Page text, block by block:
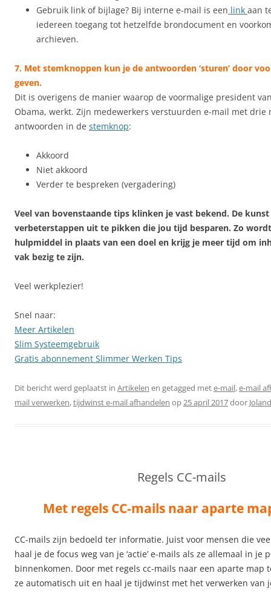
Gebruik link of bijlage? Bij interne e-mail is een link aan
iedereen toegang tot hetzelfde brondocument en
archieven.
7. Met stemknoppen kun je de antwoorden ‘sturen’ door
geven.
Dit is overigens de manier waarop de voormalige president
Obama, werkt. Zijn medewerkers verstuurden e-mail met drie
antwoorden in de stemknop:
Akkoord
Niet akkoord
Verder te bespreken (vergadering)
Veel van bovenstaande tips klinken je vast bekend. De
verbeterstappen uit te pikken die jou tijd besparen. Zo
hulpmiddel in plaats van een doel en krijg je meer tijd om
vak bezig te zijn.
Veel werkplezier!
Snel naar:
Meer Artikelen
Slim Systeemgebruik
Gratis abonnement Slimmer Werken Tips
Dit bericht werd geplaatst in Artikelen en getagged mete-mail,e-mail
mail verwerken,tijdwinst e-mail afhandelen op 25 april 2017door
Regels CC-mails
Met regels CC-mails naar aparte
CC-mails zijn bedoeld ter informatie. Juist voor mensen die
haal je de focus weg van je ‘actie’ e-mails als ze allemaal in je
binnenkomen. Door met regels cc-mails naar een aparte map
ze automatisch uit en haal je tijdwinst met het verwerken van